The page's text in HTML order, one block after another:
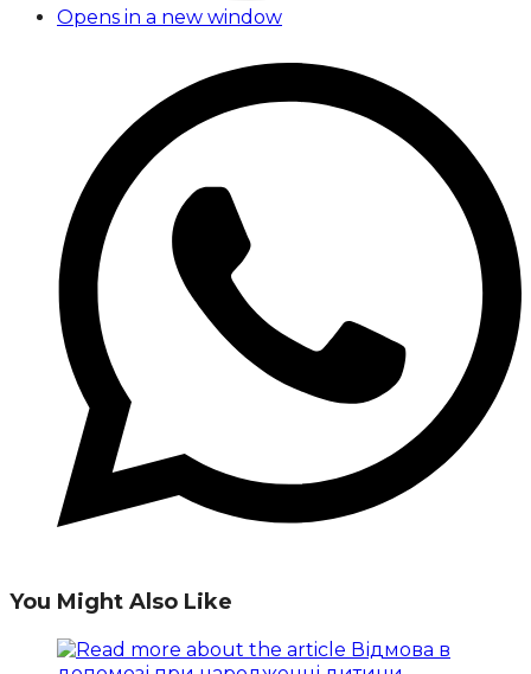
Opens in a new window
You Might Also Like